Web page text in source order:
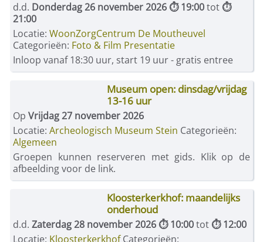
d.d. Donderdag 26 november 2026 ⏱ 19:00tot ⏱
21:00
Locatie:WoonZorgCentrum De Moutheuvel
Categorieën: Foto & Film Presentatie
Inloop vanaf 18:30 uur, start 19 uur - gratis entree
Museum open: dinsdag/vrijdag
13-16 uur
OpVrijdag 27 november 2026
Locatie:Archeologisch Museum Stein Categorieën:
Algemeen
Groepen kunnen reserveren met gids. Klik op de
afbeelding voor de link.
Kloosterkerkhof: maandelijks
onderhoud
d.d.Zaterdag 28 november 2026 ⏱ 10:00tot ⏱ 12:00
Locatie: Kloosterkerkhof Categorieën: